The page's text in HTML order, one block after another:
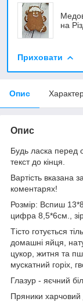
на
Приховати
Опис
Опис
Будь ласка перед
текст до кінця.
Вартість вказана
коментарях!
Розмір: Вспиш
цифра 8,5*6см.,
Тісто готується
домашні яйця,
цукор, житня та
мускатний горіх,
Глазур - яєчний
Пряники харчовий